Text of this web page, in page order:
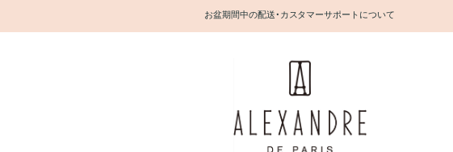
お盆期間中の配送・カスタマーサポートについて